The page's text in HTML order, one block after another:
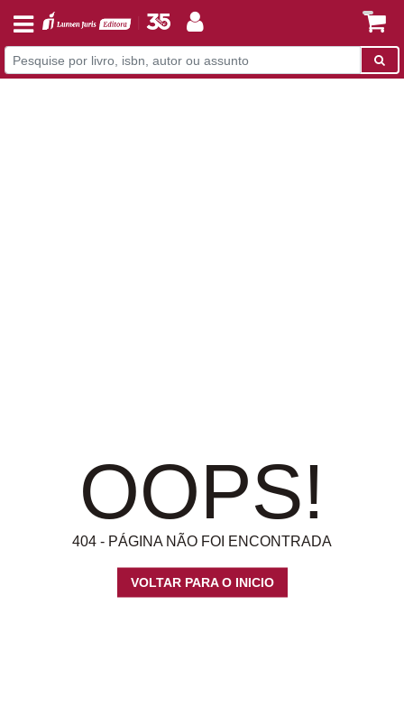
OOPS!
404 - PÁGINA NÃO FOI ENCONTRADA
VOLTAR PARA O INICIO